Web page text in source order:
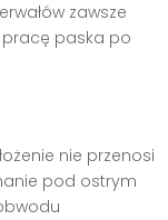
zawsze
pracę paska po
nie przenosi
pod ostrym